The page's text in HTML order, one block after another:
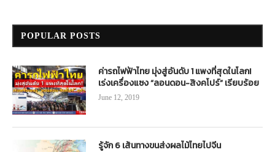
POPULAR POSTS
ค่ารถไฟฟ้าไทย มุ่งสู่อันดับ 1 แพงที่สุดในโลก!
เร่งเครื่องแซง “ลอนดอน-สิงคโปร์” เรียบร้อย
June 12, 2019
รู้จัก 6 เส้นทางขนส่งผลไม้ไทยไปจีน